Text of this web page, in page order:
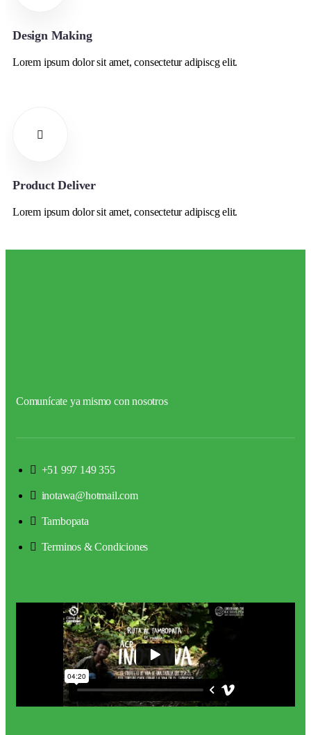
Design Making
Lorem ipsum dolor sit amet, consectetur adipiscg elit.
Product Deliver
Lorem ipsum dolor sit amet, consectetur adipiscg elit.
Comunícate ya mismo con nosotros
+51 997 149 355
inotawa@hotmail.com
Tambopata
Terminos & Condiciones